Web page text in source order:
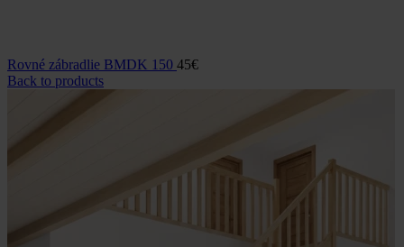
Rovné zábradlie BMDK 150 45€
Back to products